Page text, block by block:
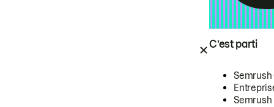
C’est parti
Semrush
Semrush